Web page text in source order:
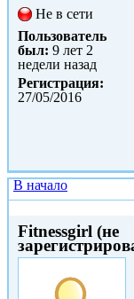
Не в сети
Пользователь
был: 9 лет 2
недели назад
Регистрация:
27/05/2016
В начало
Fitnessgirl (не